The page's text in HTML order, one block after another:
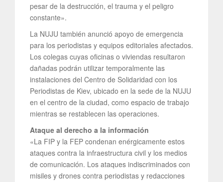
pesar de la destrucción, el trauma y el peligro
constante».
La NUJU también anunció apoyo de emergencia
para los periodistas y equipos editoriales afectados.
Los colegas cuyas oficinas o viviendas resultaron
dañadas podrán utilizar temporalmente las
instalaciones del Centro de Solidaridad con los
Periodistas de Kiev, ubicado en la sede de la NUJU
en el centro de la ciudad, como espacio de trabajo
mientras se restablecen las operaciones.
Ataque al derecho a la información
«La FIP y la FEP condenan enérgicamente estos
ataques contra la infraestructura civil y los medios
de comunicación. Los ataques indiscriminados con
misiles y drones contra periodistas y redacciones